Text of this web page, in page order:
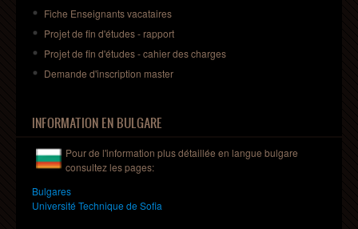
Fiche Enseignantsvacataires
Projetde fin d'études- rapport
Projetde fin d'études-cahierdes charges
Demande d'inscription master
INFORMATION EN BULGARE
Pour de l'information plus détaillée en langue bulgare
consultez les pages:
Bulgares
Université Technique de Sofia